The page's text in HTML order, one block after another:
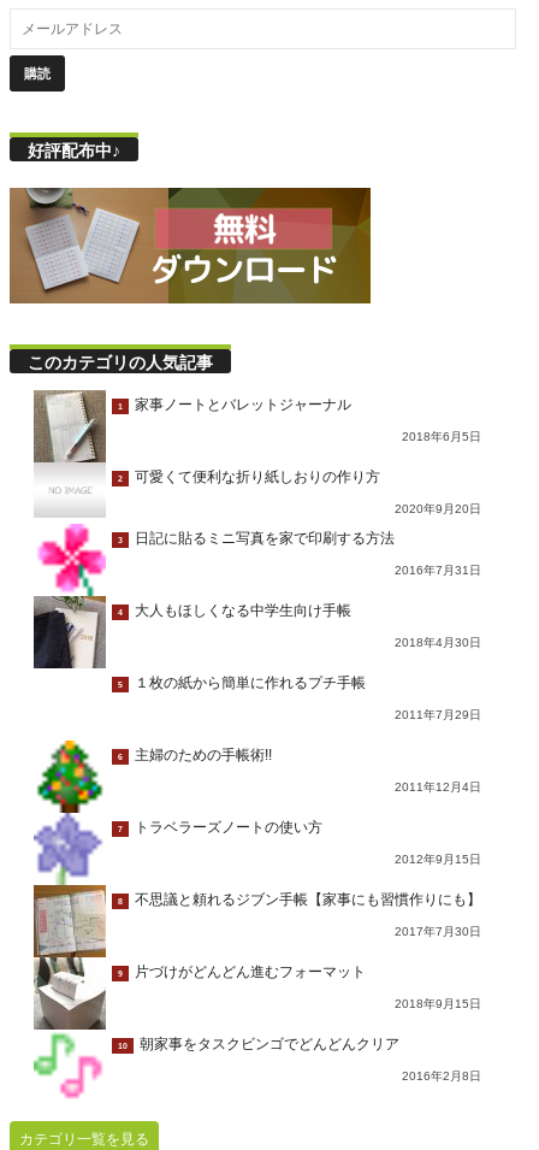
好評配布中♪
このカテゴリの人気記事
1 家事ノートとバレットジャーナル
2018年6月5日
2 可愛くて便利な折り紙しおりの作り方
2020年9月20日
3 日記に貼るミニ写真を家で印刷する方法
2016年7月31日
4 大人もほしくなる中学生向け手帳
2018年4月30日
5 １枚の紙から簡単に作れるプチ手帳
2011年7月29日
6 主婦のための手帳術!!
2011年12月4日
7 トラベラーズノートの使い方
2012年9月15日
8 不思議と頼れるジブン手帳【家事にも習慣作りにも】
2017年7月30日
9 片づけがどんどん進むフォーマット
2018年9月15日
10 朝家事をタスクビンゴでどんどんクリア
2016年2月8日
カテゴリ一覧を見る